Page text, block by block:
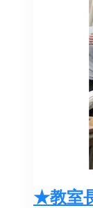
★教室